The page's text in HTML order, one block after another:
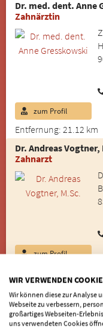
Dr. med. dent. Anne
Zahnärztin
Entfernung: 21.12 km
zum Profil
Dr. Andreas Vogtner,
Zahnarzt
zum Profil
Weitere Städte im
Puschendorf|
WIR VERWENDEN
Wir können diese zur Analyse
Webseite zu verbessern,
großartiges Webseiten-
uns verwendeten Cookies